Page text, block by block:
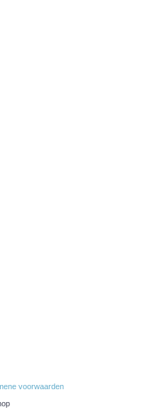
voorwaarden